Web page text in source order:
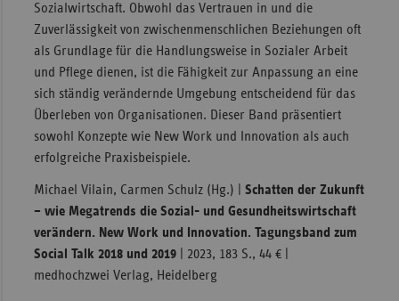
Sozialwirtschaft. Obwohl das Vertrauen in und die
Zuverlässigkeit von zwischenmenschlichen Beziehungen oft
als Grundlage für die Handlungsweise in Sozialer Arbeit
und Pflege dienen, ist die Fähigkeit zur Anpassung an eine
sich ständig verändernde Umgebung entscheidend für das
Überleben von Organisationen. Dieser Band präsentiert
sowohl Konzepte wie New Work und Innovation als auch
erfolgreiche Praxisbeispiele.
Michael Vilain, Carmen Schulz (Hg.) | Schatten der Zukunft
– wie Megatrends die Sozial- und Gesundheitswirtschaft
verändern. New Work und Innovation. Tagungsband zum
Social Talk 2018 und 2019
| 2023, 183 S., 44 € |
medhochzwei Verlag, Heidelberg